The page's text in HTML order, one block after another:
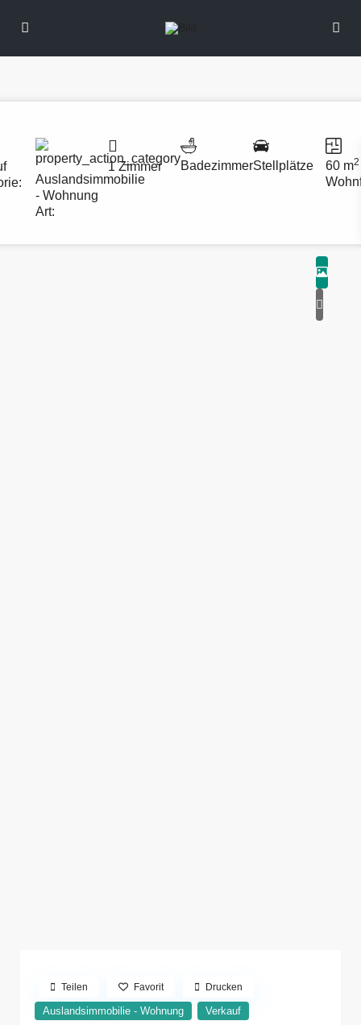
Auslandsimmobilie
- Wohnung
Art:
1 Zimmer BadezimmerStellplätze 60 m2
Auslandsimmobilie - Wohnung Verkauf
Teilen Favorit Drucken